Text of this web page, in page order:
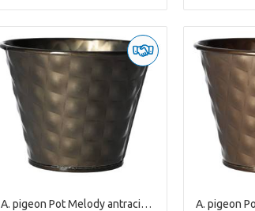
A. pigeon Pot Melody antracite es9